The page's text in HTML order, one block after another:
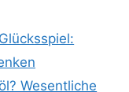
Wesentliche